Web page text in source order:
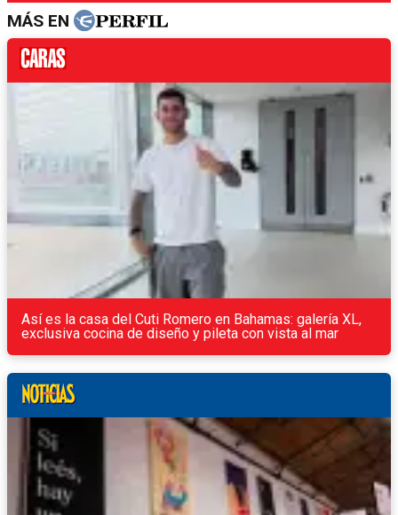
MÁS EN
Así es la casa del Cuti Romero en Bahamas: galería XL,
exclusiva cocina de diseño y pileta con vista al mar